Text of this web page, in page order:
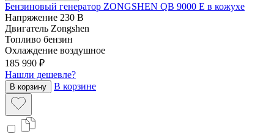
Бензиновый генератор ZONGSHEN QB 9000 E в кожухе
Напряжение 230 В
Двигатель Zongshen
Топливо бензин
Охлаждение воздушное
185 990 ₽
Нашли дешевле?
В корзину В корзине